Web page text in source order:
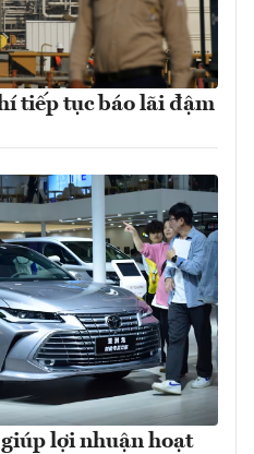
tiếp tục báo lãi đậm
lợi nhuận hoạt